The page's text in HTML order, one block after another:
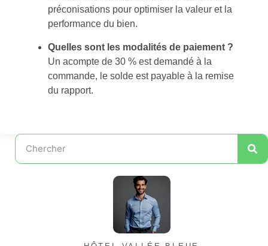
préconisations pour optimiser la valeur et la
performance du bien.
Quelles sont les modalités de paiement ?
Un acompte de 30 % est demandé à la
commande, le solde est payable à la remise
du rapport.